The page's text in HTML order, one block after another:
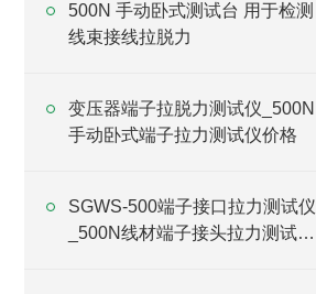
500N 手动卧式测试台 用于检测
线束接线拉脱力
变压器端子拉脱力测试仪_500N
手动卧式端子拉力测试仪价格
SGWS-500端子接口拉力测试仪
_500N线材端子接头拉力测试仪